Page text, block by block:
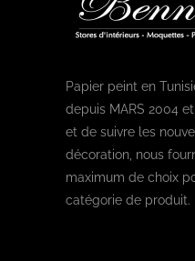
Papier peint en
depuis MARS 2004
et de suivre les
décoration, nous
maximum de choix
catégorie de produit.